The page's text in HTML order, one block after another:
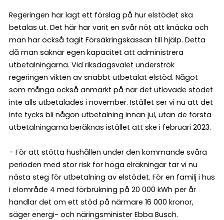
Regeringen har lagt ett förslag på hur elstödet ska
betalas ut. Det här har varit en svår nöt att knäcka och
man har också tagit Försäkringskassan till hjälp. Detta
då man saknar egen kapacitet att administrera
utbetalningarna. Vid riksdagsvalet underströk
regeringen vikten av snabbt utbetalat elstöd. Något
som många också anmärkt på när det utlovade stödet
inte alls utbetalades i november. Istället ser vi nu att det
inte tycks bli någon utbetalning innan jul, utan de första
utbetalningarna beräknas istället att ske i februari 2023.
– För att stötta hushållen under den kommande svåra
perioden med stor risk för höga elräkningar tar vi nu
nästa steg för utbetalning av elstödet. För en familj i hus
i elområde 4 med förbrukning på 20 000 kWh per år
handlar det om ett stöd på närmare 16 000 kronor,
säger energi- och näringsminister Ebba Busch.